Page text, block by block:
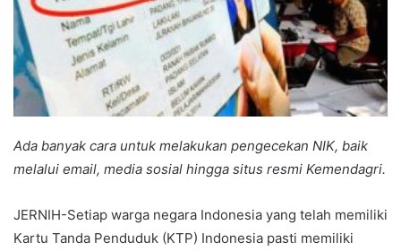
Ada banyak cara untuk melakukan pengecekan NIK, baik
melalui email, media sosial hingga situs resmi Kemendagri.
JERNIH-Setiap warga negara Indonesia yang telah memiliki
Kartu Tanda Penduduk (KTP) Indonesia pasti memiliki